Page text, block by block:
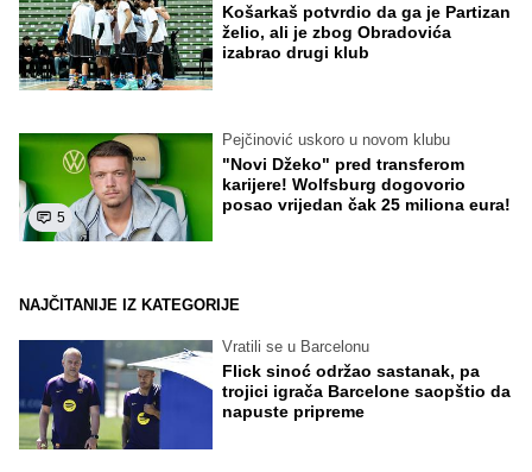
Košarkaš potvrdio da ga je Partizan
želio, ali je zbog Obradovića
izabrao drugi klub
5
Pejčinović uskoro u novom klubu
"Novi Džeko" pred transferom
karijere! Wolfsburg dogovorio
posao vrijedan čak 25 miliona eura!
NAJČITANIJE IZ KATEGORIJE
Vratili se u Barcelonu
Flick sinoć održao sastanak, pa
trojici igrača Barcelone saopštio da
napuste pripreme